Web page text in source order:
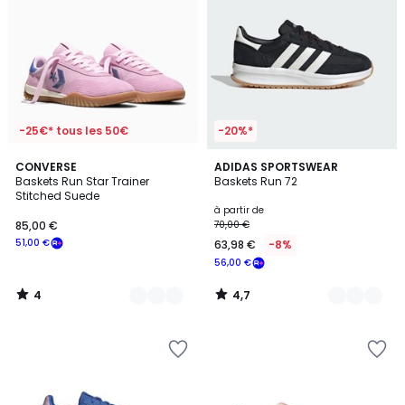
-25€* tous les 50€
CONVERSE
Baskets Run Star Trainer
Stitched Suede
51,00 €
85,00 €
4
/
5
2
Couleurs
4
/
-20%*
ADIDAS SPORTSWEAR
Baskets Run 72
à partir de
56,00 €
70,00 €
63,98 € -8%
4,7
/ 5
10
Couleurs
4,7
/